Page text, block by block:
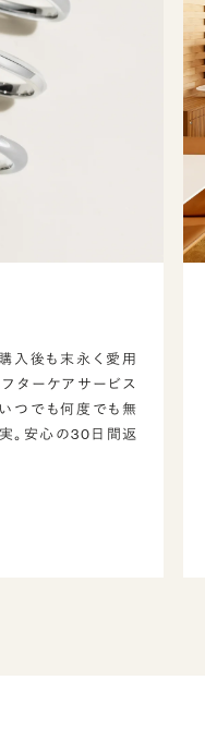
入後も末永く愛用
ターケアサービス
つでも何度でも無
。安心の30日間返